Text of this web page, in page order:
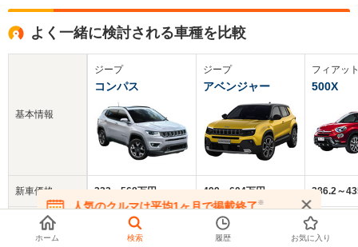
よく一緒に検討される車種を比較
基本情報
新車価格
中古車
平均価格
ジープ
コンパス
323～568万円
265.4万円
ジープ
アベンジャー
499～604万円
381万円
フィアッ
500X
286.2～
158.7万円
人気のクルマは平均1ヶ月で掲載終了※
在庫が無くなる前にお問い合わせください
ホーム 検索 履歴 お気に入り